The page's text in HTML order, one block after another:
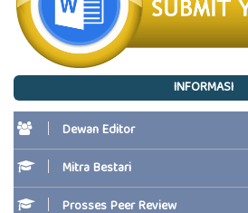
INFORMASI
Dewan Editor
Mitra Bestari
Prosses Peer Review